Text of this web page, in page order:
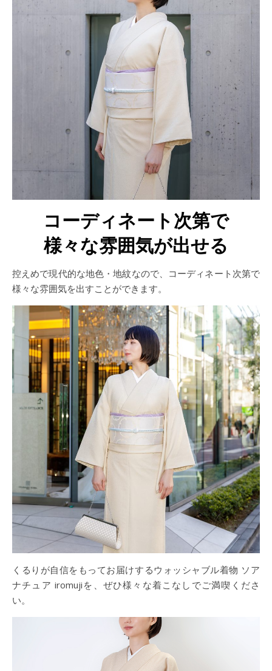
コーディネート次第で
様々な雰囲気が出せる
控えめで現代的な地色・地紋なので、コーディネート次第で
様々な雰囲気を出すことができます。
くるりが自信をもってお届けするウォッシャブル着物 ソア
ナチュア iromujiを、ぜひ様々な着こなしでご満喫くださ
い。